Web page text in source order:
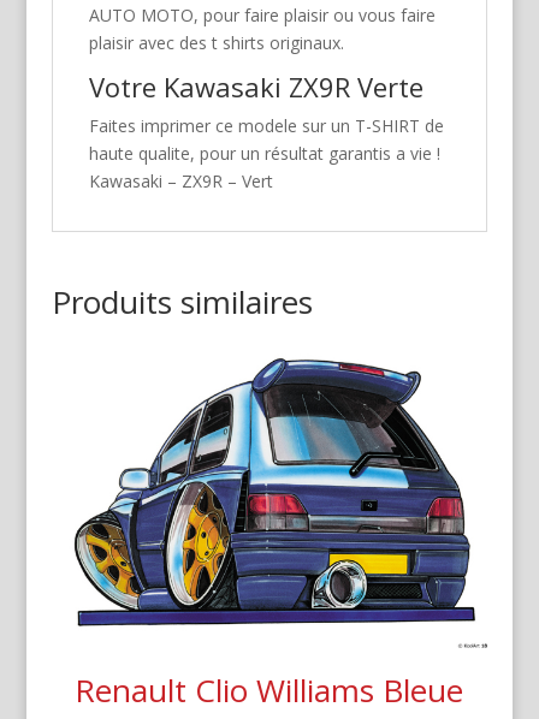
AUTO MOTO, pour faire plaisir ou vous faire
plaisir avec des t shirts originaux.
Votre Kawasaki ZX9R Verte
Faites imprimer ce modele sur un T-SHIRT de
haute qualite, pour un résultat garantis a vie !
Kawasaki – ZX9R – Vert
Produits similaires
Renault Clio Williams Bleue